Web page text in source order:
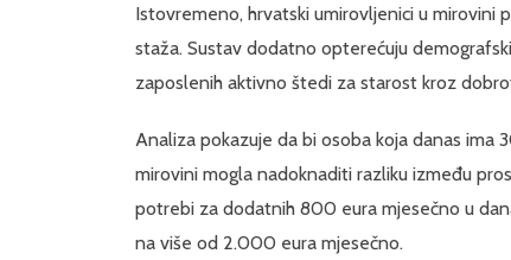
Istovremeno, hrvatski umirovljenici u mirovini
staža. Sustav dodatno opterećuju
zaposlenih aktivno štedi za starost kroz
Analiza pokazuje da bi osoba koja danas ima
mirovini mogla nadoknaditi razliku između
potrebi za dodatnih 800 eura mjesečno u
na više od 2.000 eura mjesečno.